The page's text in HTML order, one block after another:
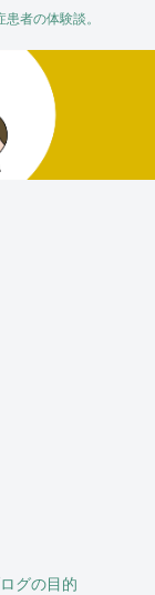
者の体験談。
グの目的